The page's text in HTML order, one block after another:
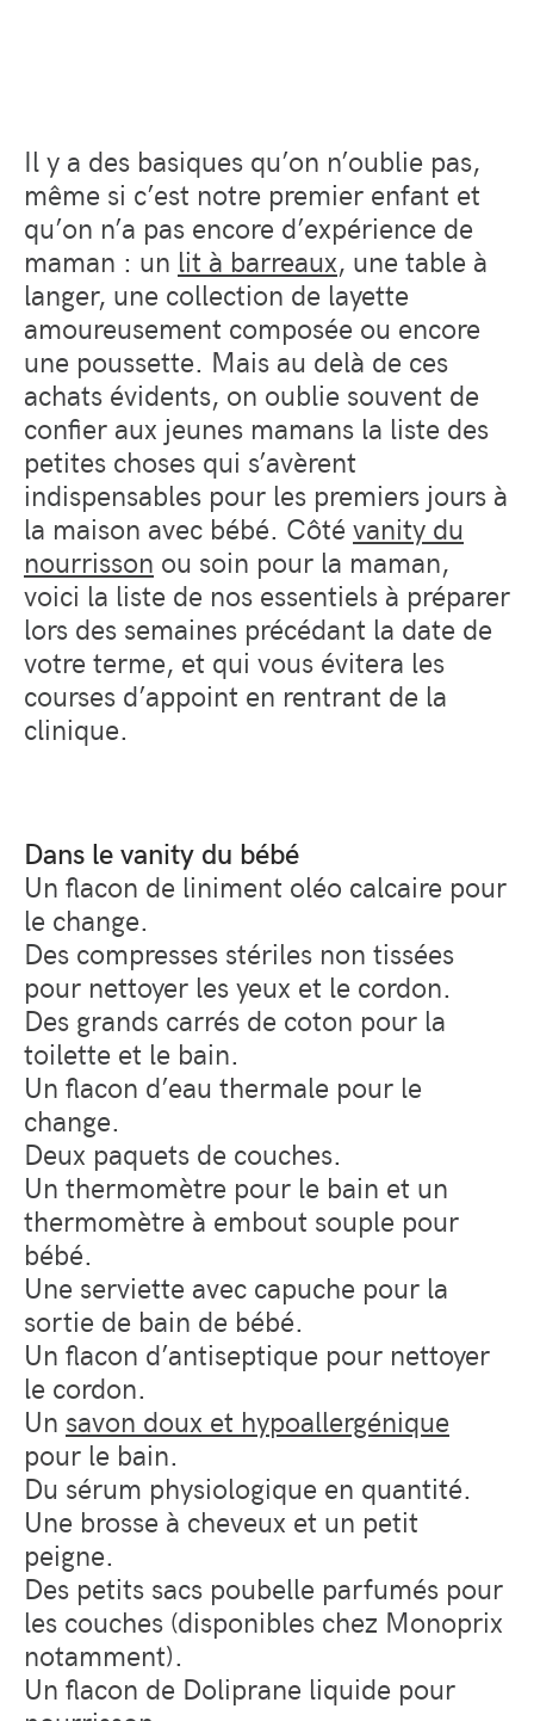
Il y a des basiques qu’on n’oublie pas,
même si c’est notre premier enfant et
qu’on n’a pas encore d’expérience de
maman : un lit à barreaux, une table à
langer, une collection de layette
amoureusement composée ou encore
une poussette. Mais au delà de ces
achats évidents, on oublie souvent de
confier aux jeunes mamans la liste des
petites choses qui s’avèrent
indispensables pour les premiers jours à
la maison avec bébé. Côté vanity du
nourrisson ou soin pour la maman,
voici la liste de nos essentiels à préparer
lors des semaines précédant la date de
votre terme, et qui vous évitera les
courses d’appoint en rentrant de la
clinique.
Dans le vanity du bébé
Un flacon de liniment oléo calcaire pour
le change.
Des compresses stériles non tissées
pour nettoyer les yeux et le cordon.
Des grands carrés de coton pour la
toilette et le bain.
Un flacon d’eau thermale pour le
change.
Deux paquets de couches.
Un thermomètre pour le bain et un
thermomètre à embout souple pour
bébé.
Une serviette avec capuche pour la
sortie de bain de bébé.
Un flacon d’antiseptique pour nettoyer
le cordon.
Un savon doux et hypoallergénique
pour le bain.
Du sérum physiologique en quantité.
Une brosse à cheveux et un petit
peigne.
Des petits sacs poubelle parfumés pour
les couches (disponibles chez Monoprix
notamment).
Un flacon de Doliprane liquide pour